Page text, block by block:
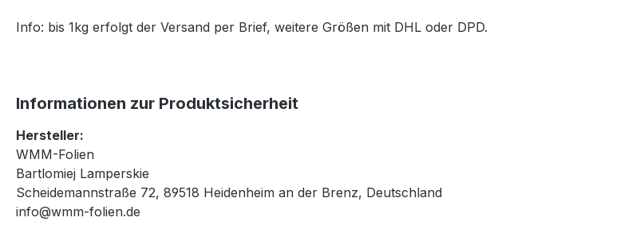
Info: bis 1kg erfolgt der Versand per Brief, weitere Größen mit DHL oder DPD.
Informationen zur Produktsicherheit
Hersteller:
WMM-Folien
Bartlomiej Lamperskie
Scheidemannstraße 72, 89518 Heidenheim an der Brenz, Deutschland
info@wmm-folien.de